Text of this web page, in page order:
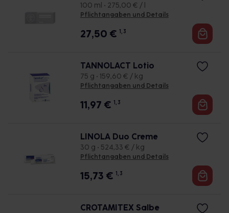
100 ml • 275,00 € / l
Pflichtangaben und Details
27,50 € 1, 3
TANNOLACT Lotio
75 g • 159,60 € / kg
Pflichtangaben und Details
11,97 € 1, 3
LINOLA Duo Creme
30 g • 524,33 € / kg
Pflichtangaben und Details
15,73 € 1, 3
CROTAMITEX Salbe